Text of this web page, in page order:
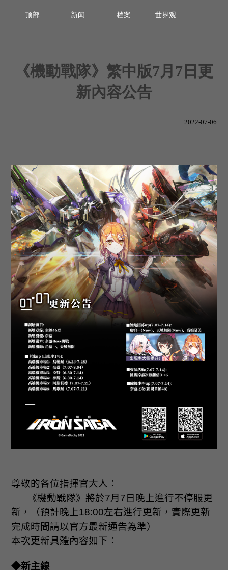
顶部 新闻 档案 世界观
《機動戰隊》繁中版7月7日更
新內容公告
2022-07-06
尊敬的各位指揮官大人：
《機動戰隊》將於7月 7 日晚上進行不停服更
新，（預計晚上18:00左右進行更新，實際更新
完成時間請以官方最新通告為準）
本次更新具體內容如下：
◆新主線